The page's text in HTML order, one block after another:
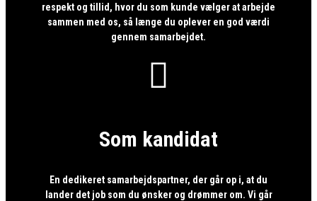
respekt og tillid, hvor du som kunde vælger at arbejde
sammen med os, så længe du oplever en god værdi
gennem samarbejdet.

Som kandidat
En dedikeret samarbejdspartner, der går op i, at du
lander det job som du ønsker og drømmer om. Vi går